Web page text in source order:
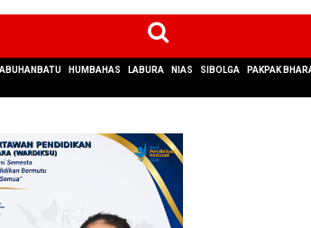
HUMBAHAS LABURA NIAS SIBOLGA PAKPAK